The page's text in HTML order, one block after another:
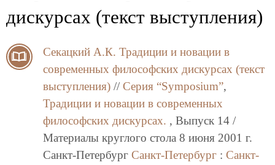
дискурсах (текст выступления)
Секацкий А.К. Традиции и новации в
современных философских дискурсах (текст
выступления) // Серия “Symposium”,
Традиции и новации в современных
философских дискурсах. , Выпуск 14 /
Материалы круглого стола 8 июня 2001 г.
Санкт-Петербург Санкт-Петербург : Санкт-